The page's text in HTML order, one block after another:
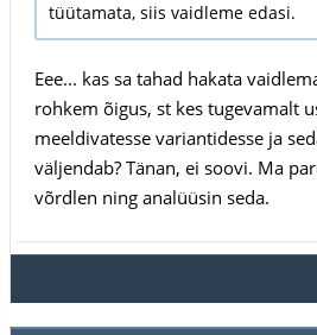
tüütamata, siis vaidleme edasi.
Eee... kas sa tahad hakata
rohkem õigus, st kes tugevamalt
meeldivatesse variantidesse ja
väljendab? Tänan, ei soovi. Ma
võrdlen ning analüüsin seda.